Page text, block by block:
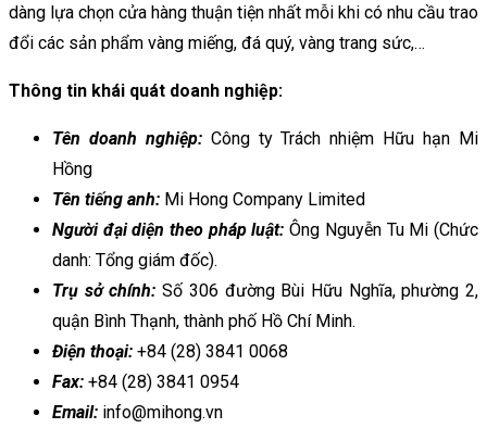
dàng lựa chọn cửa hàng thuận tiện nhất mỗi khi có nhu cầu trao
đổi các sản phẩm vàng miếng, đá quý, vàng trang sức,…
Thông tin khái quát doanh nghiệp:
Tên doanh nghiệp:Công ty Trách nhiệm Hữu hạn Mi
Hồng
Tên tiếng anh: Mi Hong Company Limited
Người đại diện theo pháp luật:Ông Nguyễn Tu Mi (Chức
danh: Tổng giám đốc).
Trụ sở chính:Số 306 đường Bùi Hữu Nghĩa, phường 2,
quận Bình Thạnh, thành phố Hồ Chí Minh.
Điện thoại: +84 (28) 3841 0068
Fax: +84 (28) 3841 0954
Email: info@mihong.vn